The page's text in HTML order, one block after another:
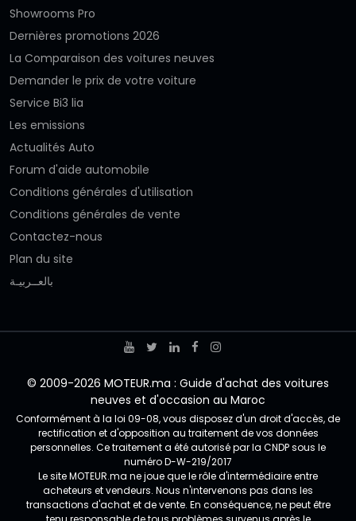
Showrooms Pro
Dernières promotions 2026
La Comparaison des voitures neuves
Demander le prix de votre voiture
Service Bi3 lia
Les emissions
Actualités Auto
Forum d'aide automobile
Conditions générales d'utilisation
Conditions générales de vente
Contactez-nous
Plan du site
بالعــربيـة
© 2009-2026 MOTEUR.ma : Guide d'achat des voitures
neuves et d'occasion au Maroc
Conformément à la loi 09-08, vous disposez d'un droit d'accès, de
rectification et d'opposition au traitement de vos données
personnelles. Ce traitement a été autorisé par la CNDP sous le
numéro D-W-219/2017
Le site MOTEUR.ma ne joue que le rôle d'intermédiaire entre
acheteurs et vendeurs. Nous n'intervenons pas dans les
transactions d'achat et de vente. En conséquence, ne peut être